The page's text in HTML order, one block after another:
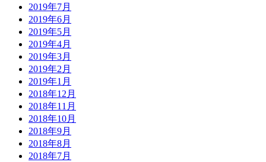
2019年7月
2019年6月
2019年5月
2019年4月
2019年3月
2019年2月
2019年1月
2018年12月
2018年11月
2018年10月
2018年9月
2018年8月
2018年7月